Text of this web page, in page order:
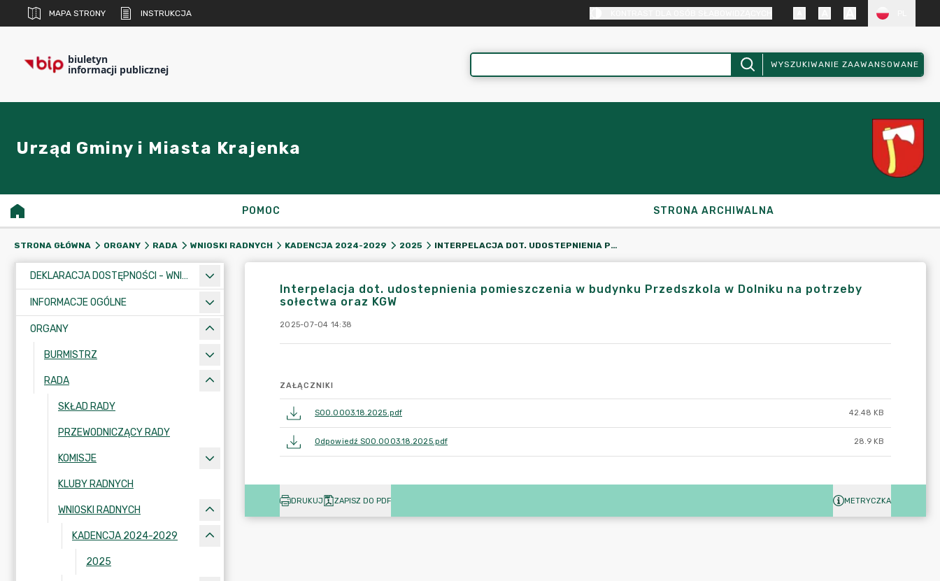
MAPA STRONY INSTRUKCJA
biuletyn
informacji publicznej WYSZUKIWANIE ZAAWANSOWANE
Urząd Gminy i Miasta Krajenka
POMOC STRONA ARCHIWALNA
STRONA GŁÓWNA ORGANY RADA WNIOSKI RADNYCH KADENCJA 2024-2029 2025 INTERPELACJA DOT. UDOSTEPNIENIA POMIESZCZENIA W BUDYNKU PRZEDSZKOLA W DOLNIKU NA POTRZEBY SOŁECTWA ORAZ KGW
DEKLARACJA DOSTĘPNOŚCI - WNIOSEK
INFORMACJE OGÓLNE
ORGANY
BURMISTRZ
RADA
SKŁAD RADY
PRZEWODNICZĄCY RADY
KOMISJE
KLUBY RADNYCH
WNIOSKI RADNYCH
KADENCJA 2024-2029
2025
Interpelacja dot. udostepnienia pomieszczenia w budynku Przedszkola w Dolniku na potrzeby
sołectwa oraz KGW
2025-07-04 14:38
ZAŁĄCZNIKI
SOO.0003.18.2025.pdf 42.48 KB
Odpowiedź SOO.0003.18.2025.pdf 28.9 KB
DRUKUJ ZAPISZ DO PDF METRYCZKA